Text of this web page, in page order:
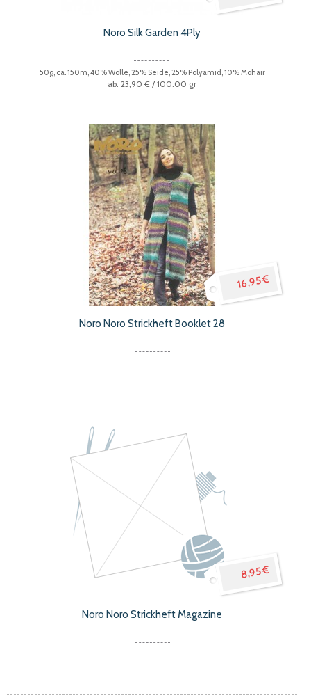
Noro Silk Garden 4Ply
50g, ca. 150m, 40% Wolle, 25% Seide, 25% Polyamid, 10% Mohair
23,90 € / 100.00 gr
16,95 €
Noro Noro Strickheft Booklet 28
8,95 €
Noro Noro Strickheft Magazine